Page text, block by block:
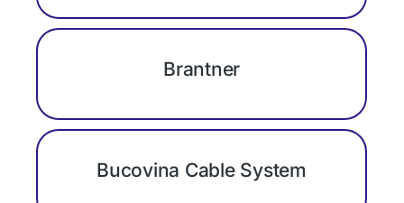
Brantner
Bucovina Cable System